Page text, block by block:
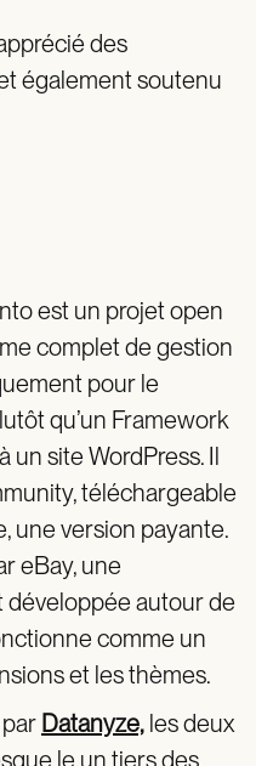
des
également soutenu
est un projet open
complet de gestion
pour le
qu’un Framework
un site WordPress. Il
téléchargeable
une version payante.
eBay, une
développée autour de
comme un
et les thèmes.
Datanyze, les deux